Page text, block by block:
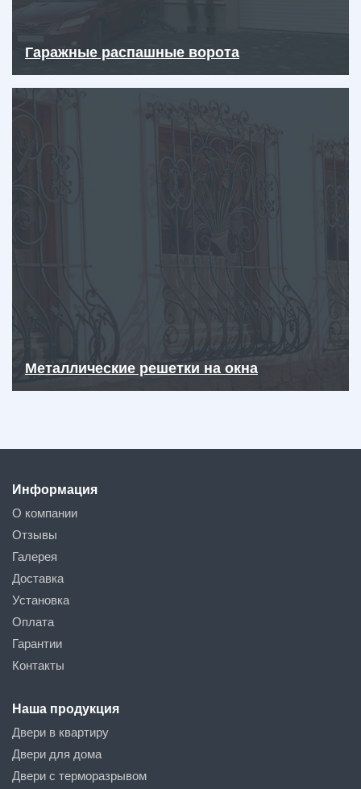
Гаражные распашные ворота
Металлические решетки на окна
Информация
О компании
Отзывы
Галерея
Доставка
Установка
Оплата
Гарантии
Контакты
Наша продукция
Двери в квартиру
Двери для дома
Двери с терморазрывом